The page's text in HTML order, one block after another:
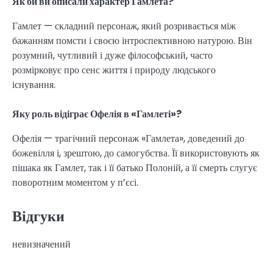
Гамлет — складний персонаж, який розривається між
бажанням помсти і своєю інтроспективною натурою. Він
розумний, чутливий і дуже філософський, часто
розмірковує про сенс життя і природу людського
існування.
Яку роль відіграє Офелія в «Гамлеті»?
Офелія — трагічний персонаж «Гамлета», доведений до
божевілля і, зрештою, до самогубства. Її використовують як
пішака як Гамлет, так і її батько Полоній, а її смерть слугує
поворотним моментом у п’єсі.
Відгуки
невизначений